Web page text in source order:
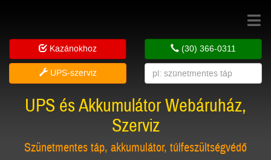
Toggle
Kazánokhoz
UPS-szerviz
(30) 366-0311
UPS és Akkumulátor Webáruház,
Szerviz
Szünetmentes táp, akkumulátor, túlfeszültségvédő